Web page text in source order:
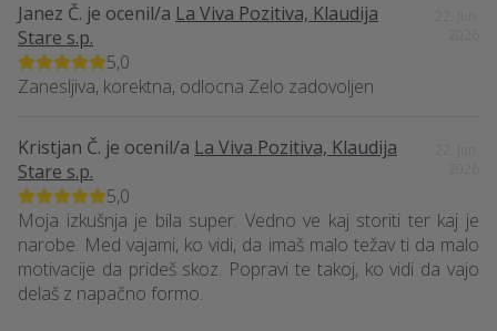
Janez Č. je ocenil/a La Viva Pozitiva, Klaudija
Stare s.p.
5,0
Zanesljiva, korektna, odlocna Zelo zadovoljen
Kristjan Č. je ocenil/a La Viva Pozitiva, Klaudija
Stare s.p.
5,0
Moja izkušnja je bila super. Vedno ve kaj storiti ter kaj je
narobe. Med vajami, ko vidi, da imaš malo težav ti da malo
motivacije da prideš skoz. Popravi te takoj, ko vidi da vajo
delaš z napačno formo.